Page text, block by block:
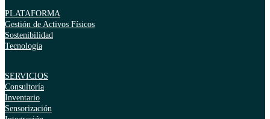
PLATAFORMA
Gestión de Activos Físicos
Sostenibilidad
Tecnología
SERVICIOS
Consultoría
Inventario
Sensorización